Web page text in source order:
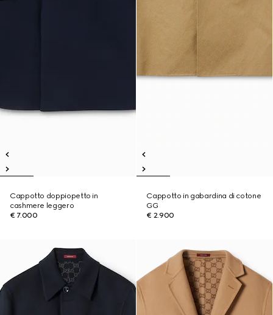
Cappotto doppiopetto in
cashmere leggero
€ 7.000
Cappotto in gabardina di cotone
GG
€ 2.900